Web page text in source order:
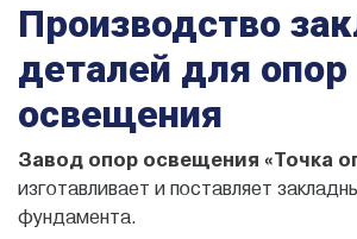
Производство
деталей для опор
освещения
Завод опор освещения «Точка
изготавливает и поставляет
фундамента.